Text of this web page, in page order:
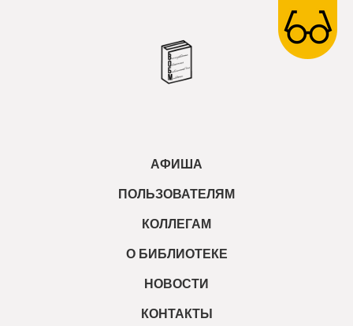
АФИША
ПОЛЬЗОВАТЕЛЯМ
КОЛЛЕГАМ
О БИБЛИОТЕКЕ
НОВОСТИ
КОНТАКТЫ